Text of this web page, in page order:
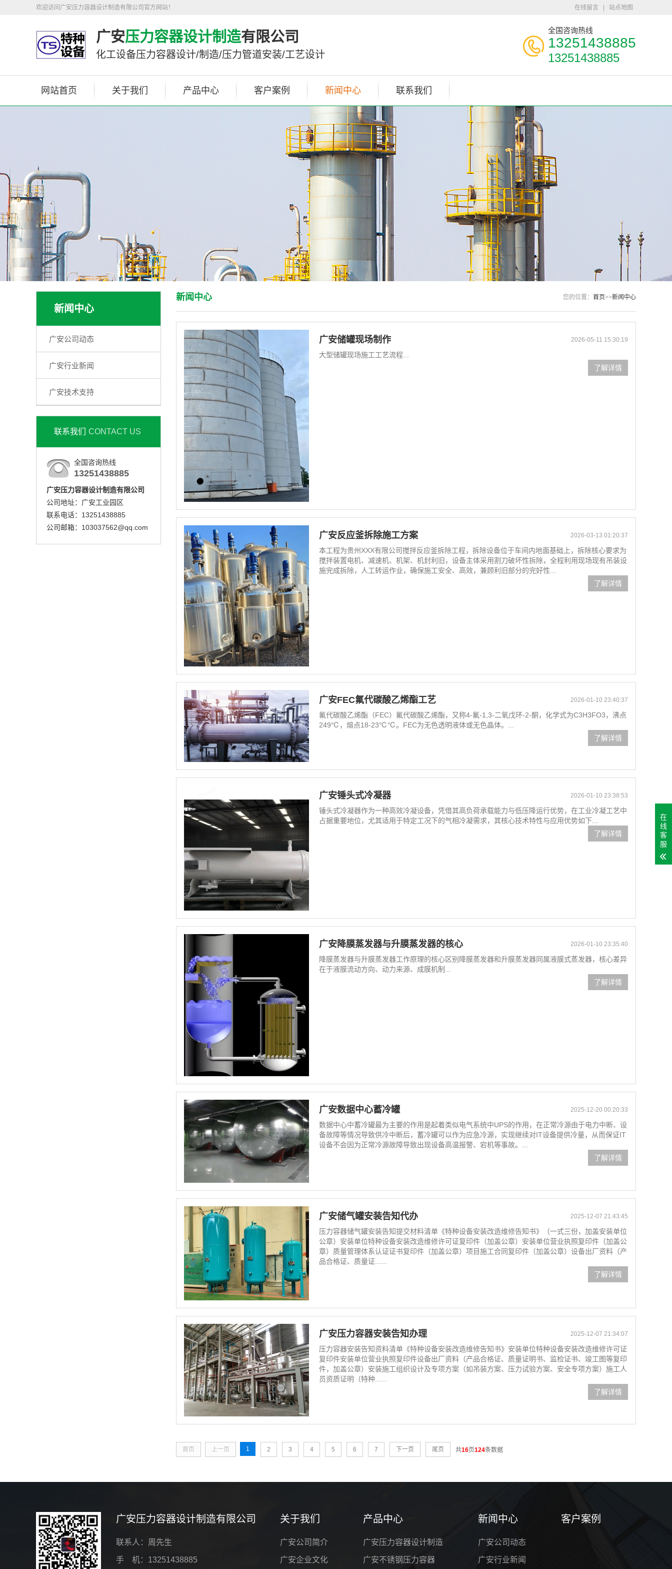
在线留言 站点地图
欢迎访问广安压力容器设计制造有限公司官方网站！
广安压力容器设计制造有限公司
化工设备压力容器设计/制造/压力管道安装/工艺设计
全国咨询热线
13251438885
13251438885
网站首页 关于我们 产品中心 客户案例 新闻中心 联系我们
新闻中心
广安公司动态
广安行业新闻
广安技术支持
联系我们 CONTACT US
全国咨询热线
13251438885
广安压力容器设计制造有限公司
公司地址：广安工业园区
联系电话：13251438885
公司邮箱：103037562@qq.com
您的位置： 首页>>新闻中心
新闻中心
2026-05-11 15:30:19
广安储罐现场制作
大型储罐现场施工工艺流程...
了解详情
2026-03-13 01:20:37
广安反应釜拆除施工方案
本工程为贵州XXX有限公司搅拌反应釜拆除工程，拆除设备位于车间内地面基础上，拆除核心要求为
搅拌装置电机、减速机、机架、机封利旧，设备主体采用割刀破坏性拆除，全程利用现场现有吊装设
施完成拆除，人工转运作业，确保施工安全、高效，兼顾利旧部分的完好性...
了解详情
2026-01-10 23:40:37
广安FEC氟代碳酸乙烯酯工艺
氟代碳酸乙烯酯（FEC）氟代碳酸乙烯酯，又称4-氟-1,3-二氧戊环-2-酮，化学式为C3H3FO3，沸点
249℃，熔点18-23℃℃。FEC为无色透明液体或无色晶体。...
了解详情
2026-01-10 23:38:53
广安锤头式冷凝器
锤头式冷凝器作为一种高效冷凝设备，凭借其高负荷承载能力与低压降运行优势，在工业冷凝工艺中
占据重要地位，尤其适用于特定工况下的气相冷凝需求，其核心技术特性与应用优势如下...
了解详情
2026-01-10 23:35:40
广安降膜蒸发器与升膜蒸发器的核心
降膜蒸发器与升膜蒸发器工作原理的核心区别降膜蒸发器和升膜蒸发器同属液膜式蒸发器，核心差异
在于液膜流动方向、动力来源、成膜机制...
了解详情
2025-12-20 00:20:33
广安数据中心蓄冷罐
数据中心中蓄冷罐最为主要的作用是起着类似电气系统中UPS的作用，在正常冷源由于电力中断、设
备故障等情况导致供冷中断后，蓄冷罐可以作为应急冷源，实现继续对IT设备提供冷量，从而保证IT
设备不会因为正常冷源故障导致出现设备高温报警、宕机等事故。...
了解详情
2025-12-07 21:43:45
广安储气罐安装告知代办
压力容器储气罐安装告知提交材料清单《特种设备安装改造维修告知书》（一式三份，加盖安装单位
公章）安装单位特种设备安装改造维修许可证复印件（加盖公章）安装单位营业执照复印件（加盖公
章）质量管理体系认证证书复印件（加盖公章）项目施工合同复印件（加盖公章）设备出厂资料（产
品合格证、质量证......
了解详情
2025-12-07 21:34:07
广安压力容器安装告知办理
压力容器安装告知资料清单《特种设备安装改造维修告知书》安装单位特种设备安装改造维修许可证
复印件安装单位营业执照复印件设备出厂资料（产品合格证、质量证明书、监检证书、竣工图等复印
件，加盖公章）安装施工组织设计及专项方案（如吊装方案、压力试验方案、安全专项方案）施工人
员资质证明（特种......
了解详情
首页 上一页 1 2 3 4 5 6 7 下一页 尾页 共16页124条数据
广安压力容器设计制造有限公司
联系人：周先生
手 机：13251438885
关于我们
广安公司简介
广安企业文化
产品中心
广安压力容器设计制造
广安不锈钢压力容器
新闻中心
广安公司动态
广安行业新闻
客户案例
在
线
客
服